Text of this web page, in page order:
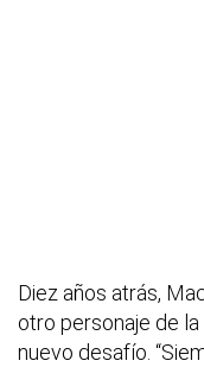
Diez años atrás,
otro personaje de
nuevo desafío.